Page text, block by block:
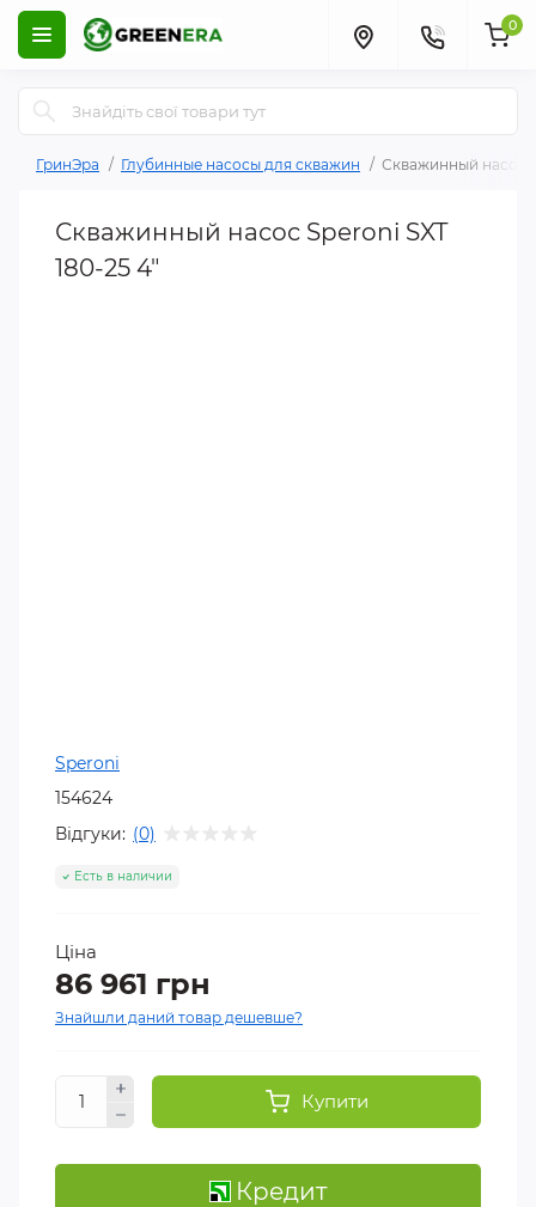
0
ГринЭра Глубинные насосы для скважин Скважинный насос
Скважинный насос Speroni SXT
180-25 4"
Speroni
154624
Відгуки: (0)
Есть в наличии
Ціна
86 961 грн
Знайшли даний товар дешевше?
Купити
Кредит